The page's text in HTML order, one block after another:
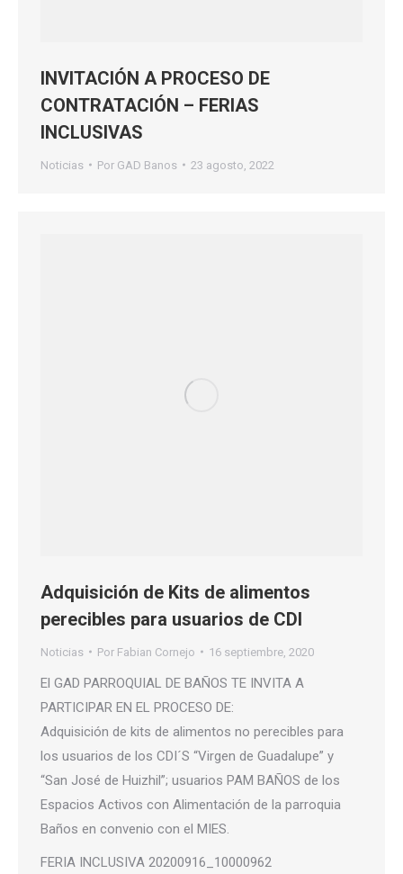
INVITACIÓN A PROCESO DE
CONTRATACIÓN – FERIAS
INCLUSIVAS
Noticias Por GAD Banos 23 agosto, 2022
Adquisición de Kits de alimentos
perecibles para usuarios de CDI
Noticias Por Fabian Cornejo 16 septiembre, 2020
El GAD PARROQUIAL DE BAÑOS TE INVITA A
PARTICIPAR EN EL PROCESO DE:
Adquisición de kits de alimentos no perecibles para
los usuarios de los CDI´S “Virgen de Guadalupe” y
“San José de Huizhil”; usuarios PAM BAÑOS de los
Espacios Activos con Alimentación de la parroquia
Baños en convenio con el MIES.
FERIA INCLUSIVA 20200916_10000962